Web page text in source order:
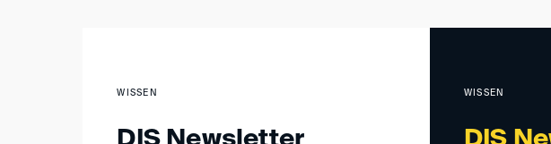
WISSEN WISSEN